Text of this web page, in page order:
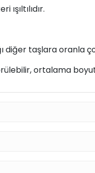
diğer taşlara oranla
ortalama